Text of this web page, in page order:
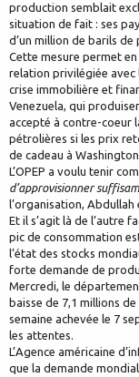
production semblait
situation de fait : ses
d’un million de barils
Cette mesure permet
relation privilégiée avec
crise immobilière et
Venezuela, qui
accepté à contre-coeur
pétrolières si les prix
de cadeau à
L’OPEP a voulu tenir
d’approvisionner
l’organisation, Abdullah
Et il s’agit là de l’autre
pic de consommation
l’état des stocks
forte demande de
Mercredi, le
baisse de 7,1 millions
semaine achevée le 7
les attentes.
L’Agence américaine
que la demande